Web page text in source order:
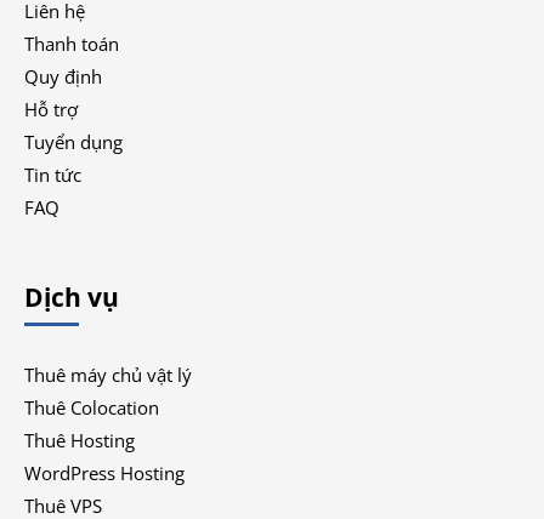
Liên hệ
Thanh toán
Quy định
Hỗ trợ
Tuyển dụng
Tin tức
FAQ
Dịch vụ
Thuê máy chủ vật lý
Thuê Colocation
Thuê Hosting
WordPress Hosting
Thuê VPS